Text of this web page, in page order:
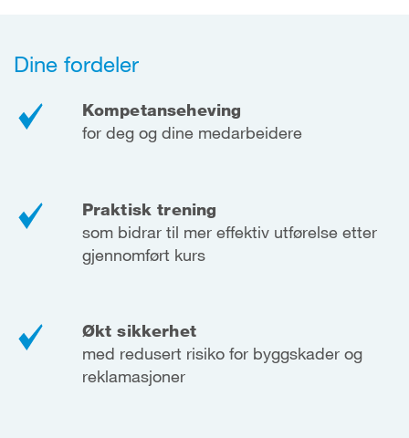
Dine fordeler
Kompetanseheving
for deg og dine medarbeidere
Praktisk trening
som bidrar til mer effektiv utførelse etter
gjennomført kurs
Økt sikkerhet
med redusert risiko for byggskader og
reklamasjoner